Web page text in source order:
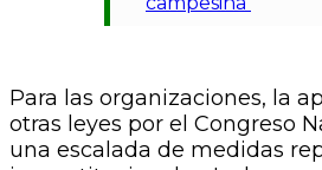
Para las organizaciones, la
otras leyes por el Congreso
una escalada de medidas